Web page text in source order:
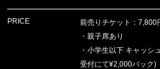
PRICE
前売りチケット：7,800
・親子席あり
・小学生以下 キャッシ
受付にて¥2,000バック)